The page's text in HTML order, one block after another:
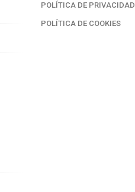
POLÍTICA DE PRIVACIDAD
POLÍTICA DE COOKIES